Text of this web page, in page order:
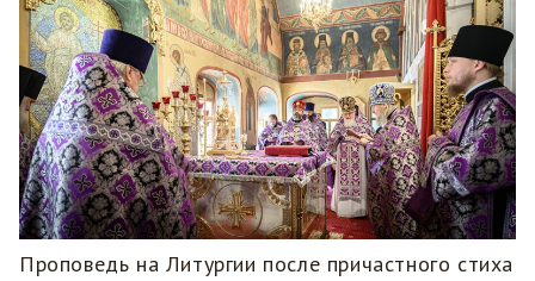
Проповедь на Литургии после причастного стиха